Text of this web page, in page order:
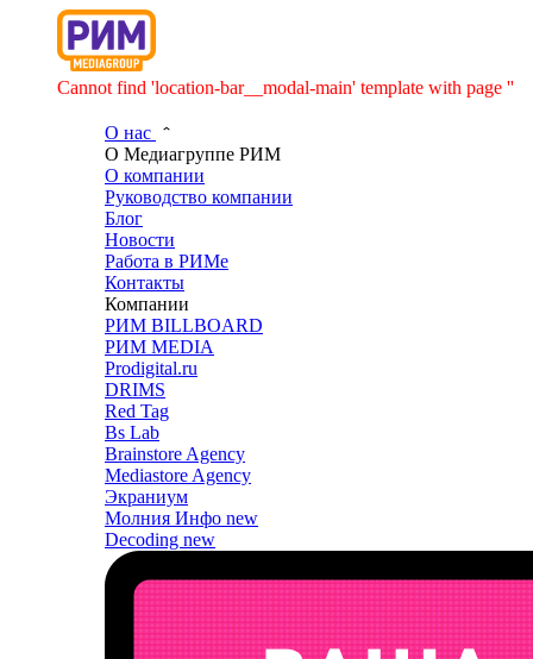
Cannot find 'location-bar__modal-main' template with page ''
О нас
О Медиагруппе РИМ
О компании
Руководство компании
Блог
Новости
Работа в РИМе
Контакты
Компании
РИМ BILLBOARD
РИМ MEDIA
Prodigital.ru
DRIMS
Red Tag
Bs Lab
Brainstore Agency
Mediastore Agency
Экраниум
Молния Инфо new
Decoding new